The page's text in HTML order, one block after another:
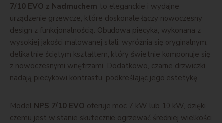
7/10 EVO z Nadmuchem to eleganckie i wydajne
urządzenie grzewcze, które doskonale łączy nowoczesny
design z funkcjonalnością. Obudowa piecyka, wykonana z
wysokiej jakości malowanej stali, wyróżnia się oryginalnym,
delikatnie ściętym kształtem, który świetnie komponuje się
z nowoczesnymi wnętrzami. Dodatkowo, czarne drzwiczki
nadają piecykowi kontrastu, podkreślając jego estetykę.
Model NPS 7/10 EVO oferuje moc 7 kW lub 10 kW, dzięki
czemu jest w stanie skutecznie ogrzewać średniej wielkości